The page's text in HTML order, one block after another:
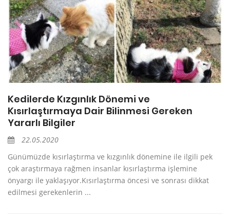
Kedilerde Kızgınlık Dönemi ve
Kısırlaştırmaya Dair Bilinmesi Gereken
Yararlı Bilgiler
22.05.2020
Günümüzde kısırlaştırma ve kızgınlık dönemine ile ilgili pek
çok araştırmaya rağmen insanlar kısırlaştırma işlemine
önyargı ile yaklaşıyor.Kısırlaştırma öncesi ve sonrası dikkat
edilmesi gerekenlerin ...